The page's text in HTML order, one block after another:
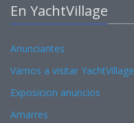
En YachtVillage
Anunciantes
Vamos a visitar YachtVillage
Exposicion anuncios
Amarres